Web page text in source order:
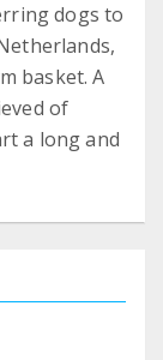
dogs to
basket. A
of
a long and